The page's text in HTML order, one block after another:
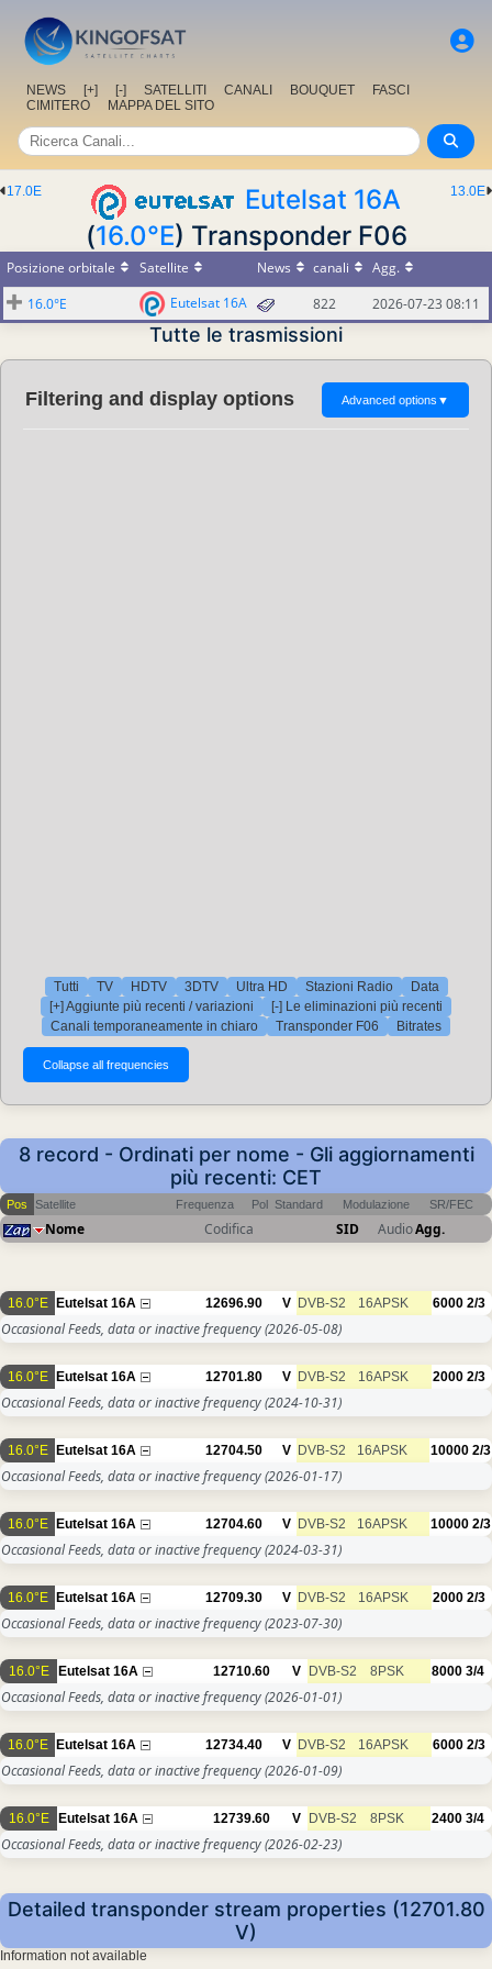
NEWS [+] [-] SATELLITI CANALI BOUQUET
FASCI
CIMITERO
MAPPA DEL SITO
13.0E
17.0E
Eutelsat 16A
(16.0°E) Transponder F06
Posizione orbitale Satellite News canali
Agg.
16.0°E
Eutelsat 16A 822 2026-07-23 08:11
Tutte le trasmissioni
Filtering and display options Advanced options ▼
Tutti TV HDTV 3DTV Ultra HD Stazioni Radio
Data
[+] Aggiunte più recenti / variazioni
[-] Le eliminazioni più recenti
Canali temporaneamente in chiaro
Transponder F06 Bitrates
8 record - Ordinati per nome - Gli aggiornamenti
più recenti: CET
Pos Satellite Frequenza Pol Standard Modulazione SR/FEC
Nome Codifica SID AudioAgg.
16.0°E Eutelsat 16A 12696.90 V DVB-S2 16APSK 6000 2/3
Occasional Feeds, data or inactive frequency(2026-05-08)
16.0°E Eutelsat 16A 12701.80 V DVB-S2 16APSK 2000 2/3
Occasional Feeds, data or inactive frequency(2024-10-31)
16.0°E Eutelsat 16A 12704.50 V DVB-S2 16APSK 10000 2/3
Occasional Feeds, data or inactive frequency(2026-01-17)
16.0°E Eutelsat 16A 12704.60 V DVB-S2 16APSK 10000 2/3
Occasional Feeds, data or inactive frequency(2024-03-31)
16.0°E Eutelsat 16A 12709.30 V DVB-S2 16APSK 2000 2/3
Occasional Feeds, data or inactive frequency(2023-07-30)
16.0°E Eutelsat 16A 12710.60 V DVB-S2 8PSK 8000 3/4
Occasional Feeds, data or inactive frequency(2026-01-01)
16.0°E Eutelsat 16A 12734.40 V DVB-S2 16APSK 6000 2/3
Occasional Feeds, data or inactive frequency(2026-01-09)
16.0°E Eutelsat 16A 12739.60 V DVB-S2 8PSK 2400 3/4
Occasional Feeds, data or inactive frequency(2026-02-23)
Detailed transponder stream properties (12701.80
V)
Information not available